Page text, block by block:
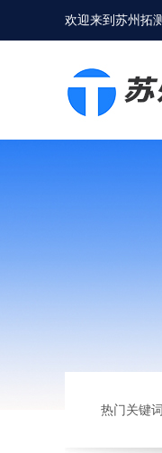
欢迎来到苏州拓
热门关键词